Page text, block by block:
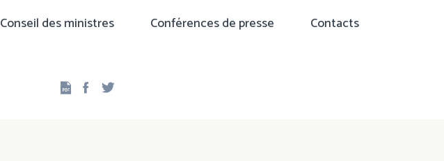
Conseil des ministres Conférences de presse Contacts
Facebook